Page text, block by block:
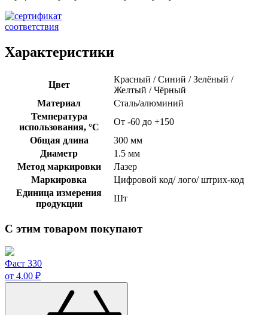
Характеристики
Цвет
Красный / Синий / Зелёный /
Желтый / Чёрный
Материал
Сталь/алюминий
Температура
использования, °C
От -60 до +150
Общая длина
300 мм
Диаметр
1.5 мм
Метод маркировки
Лазер
Маркировка
Цифровой код/ лого/ штрих-код
Единица измерения
продукции
Шт
С этим товаром покупают
Фаст 330
от 4.00 ₽